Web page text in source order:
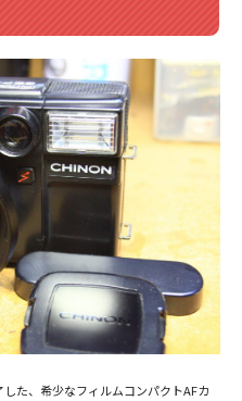
た、希少なフィルムコンパクトAFカ